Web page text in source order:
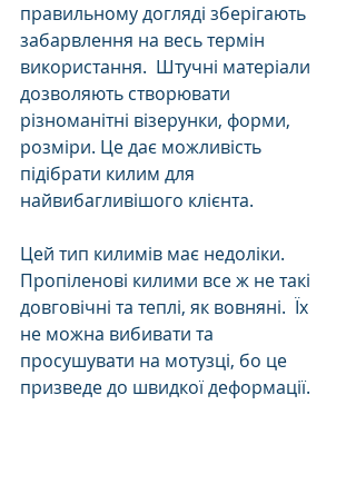
правильному догляді зберігають
забарвлення на весь термін
використання.  Штучні матеріали
дозволяють створювати
різноманітні візерунки, форми,
розміри. Це дає можливість
підібрати килим для
найвибагливішого клієнта.
Цей тип килимів має недоліки.
Пропіленові килими все ж не такі
довговічні та теплі, як вовняні.  Їх
не можна вибивати та
просушувати на мотузці, бо це
призведе до швидкої деформації.